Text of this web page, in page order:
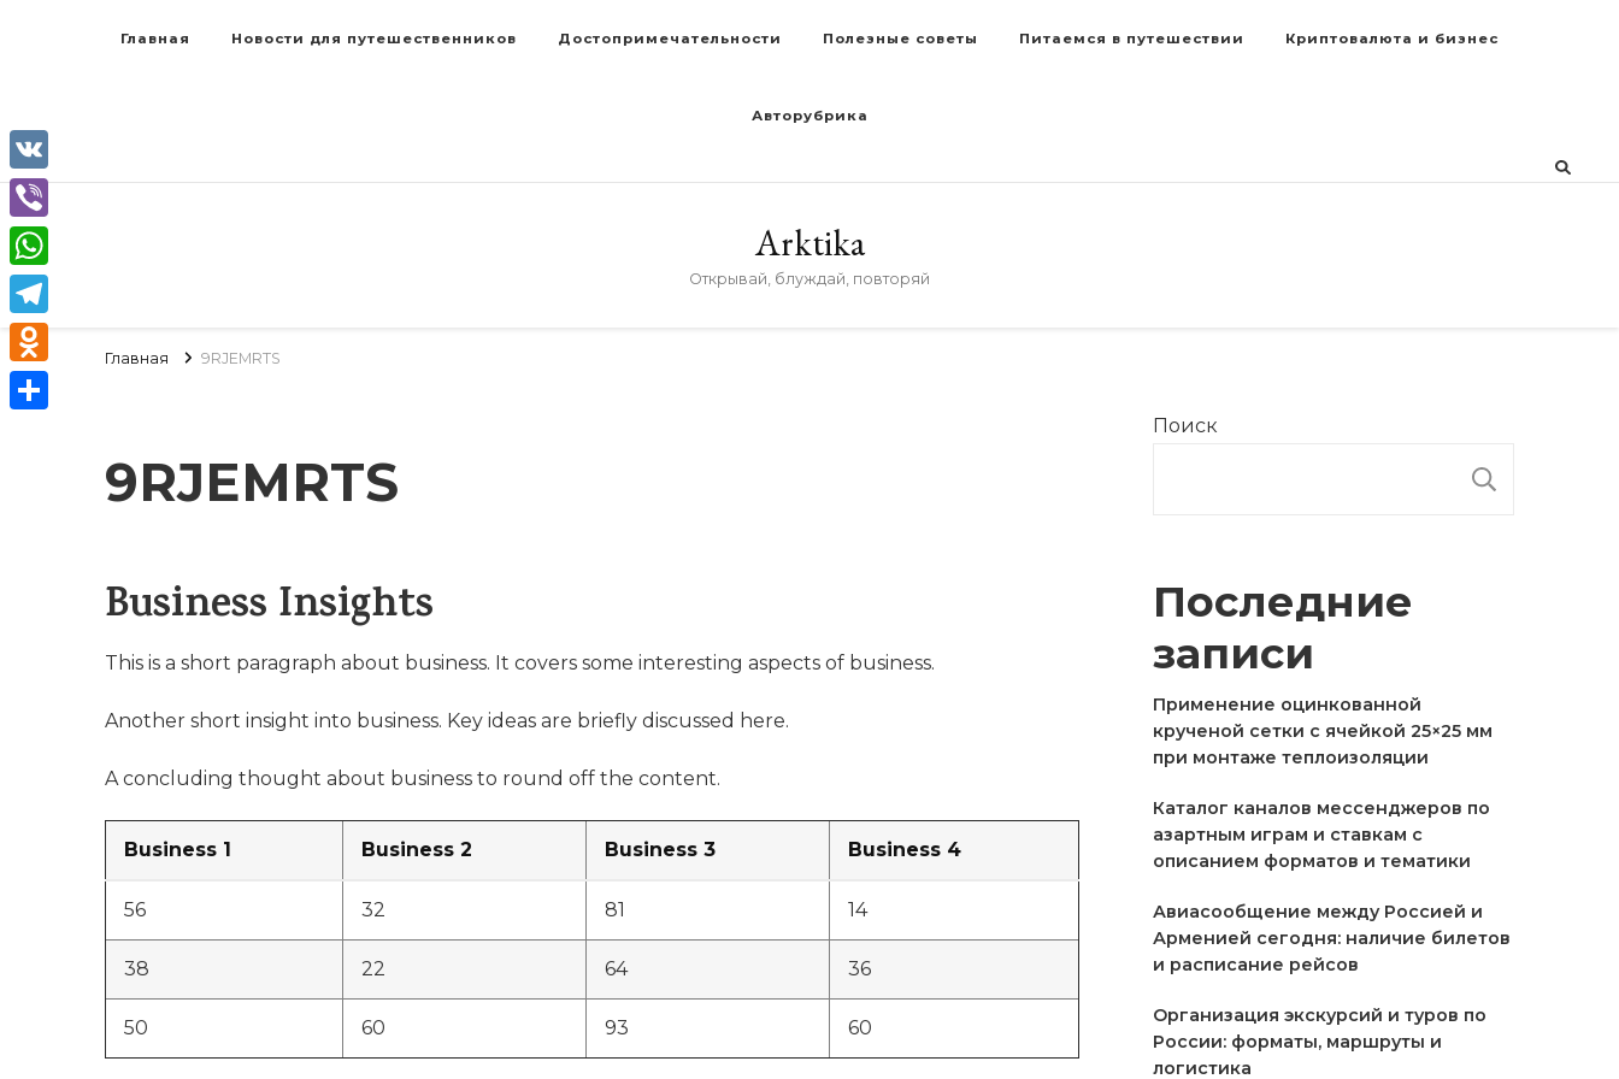
Главная Новости для путешественников Достопримечательности Полезные советы Питаемся в путешествии Криптовалюта и бизнес
Авторубрика
Arktika
Открывай, блуждай, повторяй
Главная 9RJEMRTS
9RJEMRTS
Business Insights
This is a short paragraph about business. It covers some interesting aspects of business.
Another short insight into business. Key ideas are briefly discussed here.
A concluding thought about business to round off the content.
Business 1 Business 2 Business 3 Business 4
56 32 81 14
38 22 64 36
50 60 93 60
Поиск
Последние
записи
Применение оцинкованной
крученой сетки с ячейкой 25×25 мм
при монтаже теплоизоляции
Каталог каналов мессенджеров по
азартным играм и ставкам с
описанием форматов и тематики
Авиасообщение между Россией и
Арменией сегодня: наличие билетов
и расписание рейсов
Организация экскурсий и туров по
России: форматы, маршруты и
логистика
VK
Viber
WhatsApp
Telegram
Odnoklassniki